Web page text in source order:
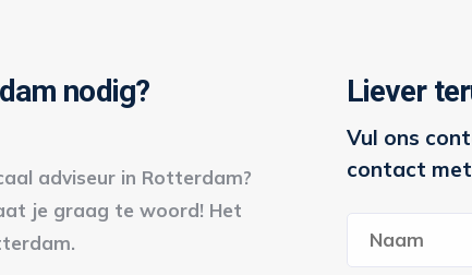
nodig?
adviseur in Rotterdam?
je graag te woord! Het
Liever
Vul ons
contact